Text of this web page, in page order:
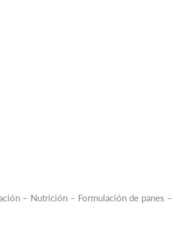
– Nutrición – Formulación de panes